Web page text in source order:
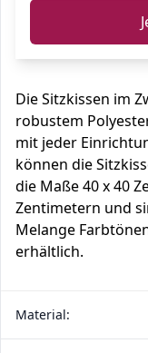
Die Sitzkissen im
robustem
mit jeder
können die
die Maße 40 x 40
Zentimetern und
Melange
erhältlich.
Material: